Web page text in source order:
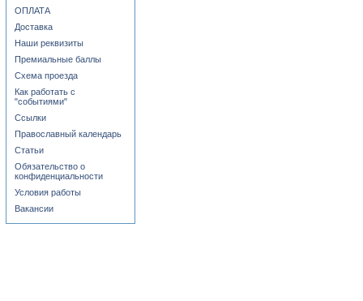
ОПЛАТА
Доставка
Наши реквизиты
Премиальные баллы
Схема проезда
Как работать с
"событиями"
Ссылки
Православный календарь
Статьи
Обязательство о
конфиденциальности
Условия работы
Вакансии